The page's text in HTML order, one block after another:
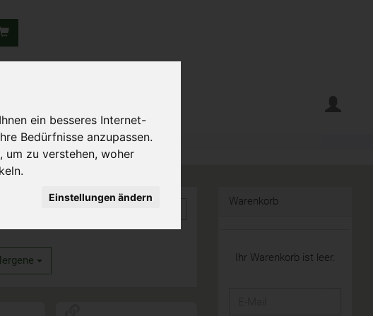
ein besseres Internet-
Bedürfnisse anzupassen.
um zu verstehen, woher
Einstellungen ändern Warenkorb
Ihr Warenkorb ist leer.